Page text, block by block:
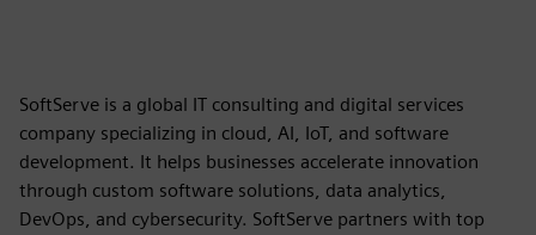
SoftServe is a global IT consulting and digital services
company specializing in cloud, AI, IoT, and software
development. It helps businesses accelerate innovation
through custom software solutions, data analytics,
DevOps, and cybersecurity. SoftServe partners with top